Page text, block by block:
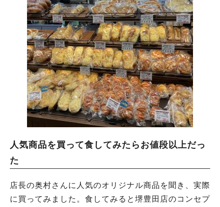
人気商品を買って食してみたらお値段以上だっ
た
店長の奥村さんに人気のオリジナル商品を聞き、実際
に買ってみました。食してみると堺豊田店のコンセプ